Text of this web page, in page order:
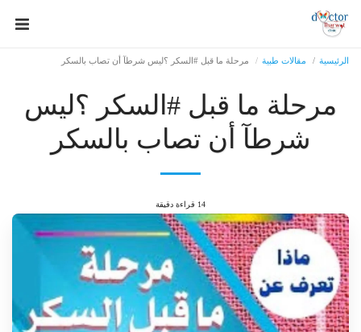
الرئيسية مقالات طبية مرحلة ما قبل #السكر ؟ليس شرطآ أن تصاب بالسكر
مرحلة ما قبل #السكر ؟ليس
شرطآ أن تصاب بالسكر
14 قراءة دقيقة